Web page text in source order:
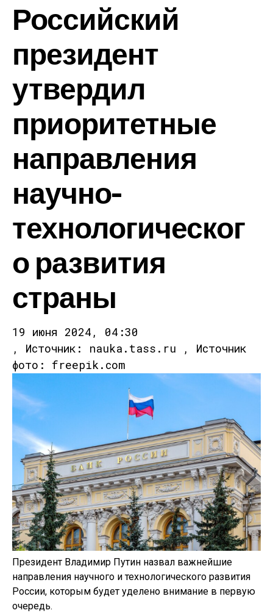
Российский
президент
утвердил
приоритетные
направления
научно-
технологическог
о развития
страны
19 июня 2024, 04:30
, Источник: nauka.tass.ru , Источник
фото: freepik.com
Президент Владимир Путин назвал важнейшие
направления научного и технологического развития
России, которым будет уделено внимание в первую
очередь.